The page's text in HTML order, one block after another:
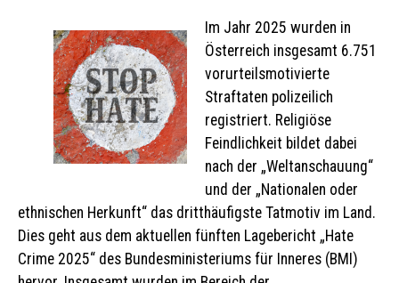
Im Jahr 2025 wurden in
Österreich insgesamt 6.751
vorurteilsmotivierte
Straftaten polizeilich
registriert. Religiöse
Feindlichkeit bildet dabei
nach der „Weltanschauung“
und der „Nationalen oder
ethnischen Herkunft“ das dritthäufigste Tatmotiv im Land.
Dies geht aus dem aktuellen fünften Lagebericht „Hate
Crime 2025“ des Bundesministeriums für Inneres (BMI)